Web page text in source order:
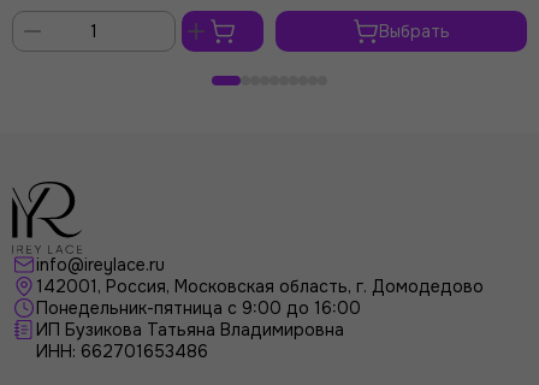
корзину
Выбрать
info@ireylace.ru
142001, Россия, Московская область, г. Домодедово
Понедельник-пятница с 9:00 до 16:00
ИП Бузикова Татьяна Владимировна
ИНН: 662701653486